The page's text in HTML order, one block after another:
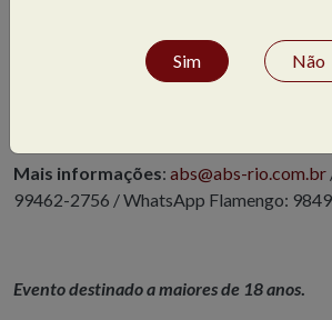
: 8 aulas; degustação de 16 vinhos;
Mais informações: abs@abs-rio.com.br
99462-2756 / WhatsApp Flamengo:
Evento destinado a maiores de 18 anos.
Sim Não